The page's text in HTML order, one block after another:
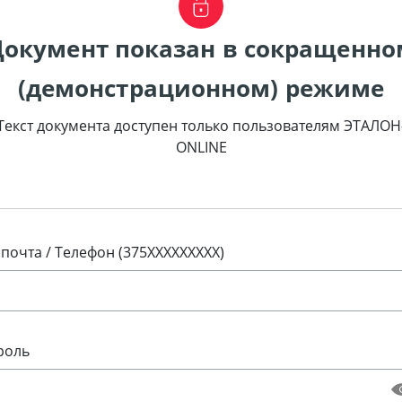
показан в
(демонстрационном) режиме
документа доступен только пользователям
ONLINE
/ Телефон (375XXXXXXXXX)